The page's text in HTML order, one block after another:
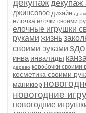
декупаждекупаж
джинсовое дизайн
елочка елочки своими
елочные игрушки
руками жизнь
своими руками
инва инвалиды
дерево коробочки своими
косметика своими
маникюр
новогодние
новогодние